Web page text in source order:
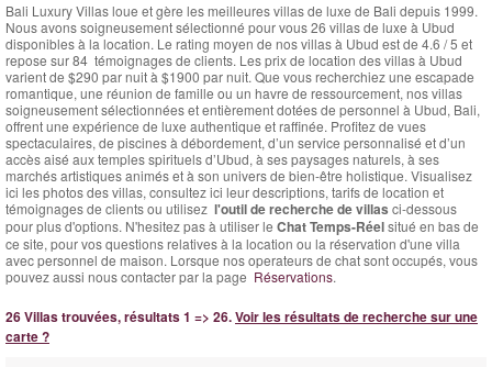
Bali Luxury Villas loue et gère les meilleures villas de luxe de Bali depuis 1999.
Nous avons soigneusement sélectionné pour vous 26 villas de luxe à Ubud
disponibles à la location. Le rating moyen de nos villas à Ubud est de 4.6 /5 et
repose sur84 témoignages de clients. Les prix de location des villas à Ubud
varientde $290 par nuità $1900 par nuit. Que vous recherchiez une escapade
romantique, une réunion de famille ou un havre de ressourcement, nos villas
soigneusement sélectionnées et entièrement dotées de personnel à Ubud, Bali,
offrent une expérience de luxe authentique et raffinée. Profitez de vues
spectaculaires, de piscines à débordement, d’un service personnalisé et d’un
accès aisé aux temples spirituels d’Ubud, à ses paysages naturels, à ses
marchés artistiques animés et à son univers de bien-être holistique. Visualisez
ici les photos des villas, consultez ici leur descriptions, tarifs de location et
témoignages de clients ou utilisez l'outil de recherche de villas ci-dessous
pour plus d'options. N'hesitez pas à utiliser le Chat Temps-Réelsitué en bas de
ce site, pour vos questions relatives à la location ou la réservation d'une villa
avec personnel de maison. Lorsque nos operateurs de chat sont occupés, vous
pouvez aussi nous contacter par la page Réservations.
26 Villas trouvées, résultats 1 => 26.Voir les résultats de recherche sur une
carte ?